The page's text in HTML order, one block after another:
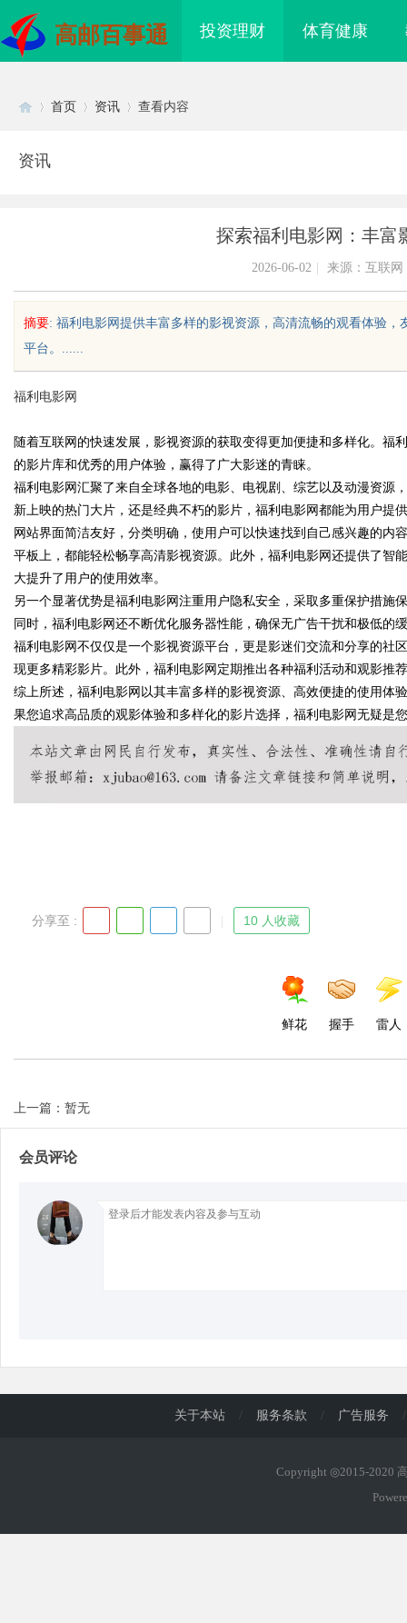
高邮百事通 投资理财 体育健康
uz
!
首页 资讯 查看内容
资讯
探索福利电影网：丰富
2026-06-02 来源：互联网
摘要: 福利电影网提供丰富多样的影视资源，高清流畅的观看体验
平台。......
福利电影网
随着互联网的快速发展，影视资源的获取变得更加便捷和多样化。福
的影片库和优秀的用户体验，赢得了广大影迷的青睐。
福利电影网汇聚了来自全球各地的电影、电视剧、综艺以及动漫资源
新上映的热门大片，还是经典不朽的影片，福利电影网都能为用户提
网站界面简洁友好，分类明确，使用户可以快速找到自己感兴趣的内
平板上，都能轻松畅享高清影视资源。此外，福利电影网还提供了智
大提升了用户的使用效率。
另一个显著优势是福利电影网注重用户隐私安全，采取多重保护措施
同时，福利电影网还不断优化服务器性能，确保无广告干扰和极低的
福利电影网不仅仅是一个影视资源平台，更是影迷们交流和分享的社
现更多精彩影片。此外，福利电影网定期推出各种福利活动和观影推
综上所述，福利电影网以其丰富多样的影视资源、高效便捷的使用体
果您追求高品质的观影体验和多样化的影片选择，福利电影网无疑是
分享至 : 10 人收藏
鲜花 握手 雷人
上一篇：暂无
会员评论
配眼镜
发体系全解析
关于本站 / 服务条款 / 广告服务 /
Copyright ◎2015-2020